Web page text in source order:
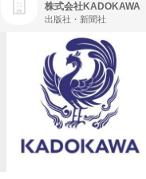
株式会社KADOKAWA
出版社・新聞社